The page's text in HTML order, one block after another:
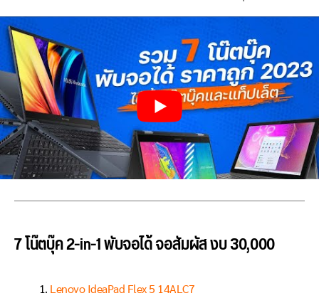
7 โน๊ตบุ๊ค 2-in-1 พับจอได้ จอสัมผัส งบ 30,000
Lenovo IdeaPad Flex 5 14ALC7